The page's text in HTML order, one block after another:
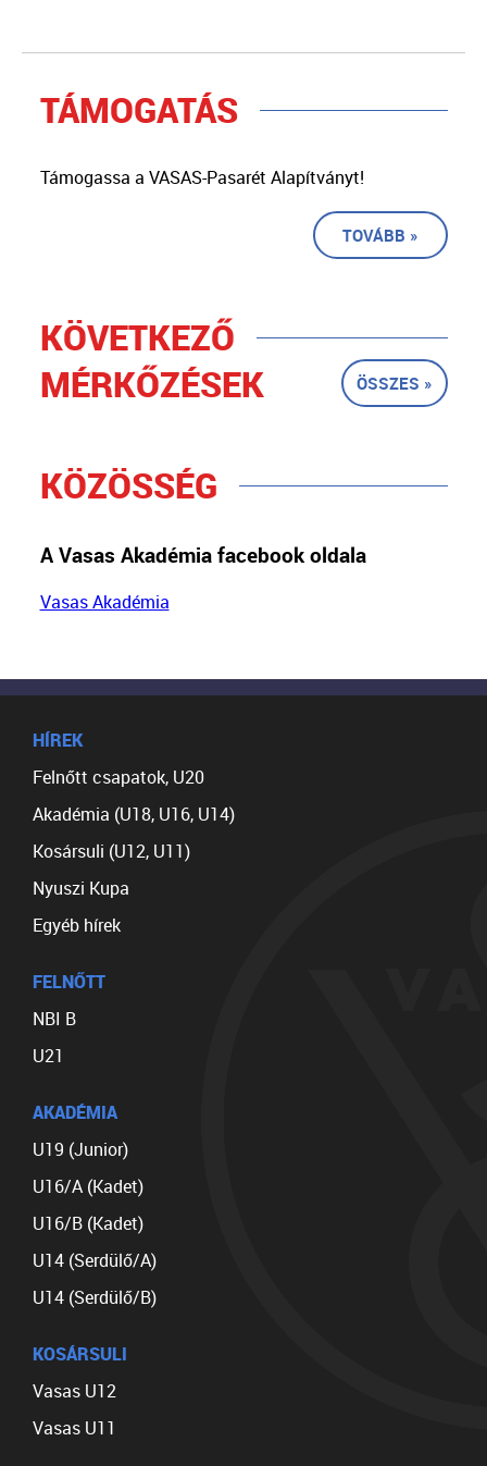
TÁMOGATÁS
Támogassa a VASAS-Pasarét Alapítványt!
TOVÁBB »
KÖVETKEZŐ
MÉRKŐZÉSEK
ÖSSZES »
KÖZÖSSÉG
A Vasas Akadémia facebook oldala
Vasas Akadémia
HÍREK
Felnőtt csapatok, U20
Akadémia (U18, U16, U14)
Kosársuli (U12, U11)
Nyuszi Kupa
Egyéb hírek
FELNŐTT
NBI B
U21
AKADÉMIA
U19 (Junior)
U16/A (Kadet)
U16/B (Kadet)
U14 (Serdülő/A)
U14 (Serdülő/B)
KOSÁRSULI
Vasas U12
Vasas U11